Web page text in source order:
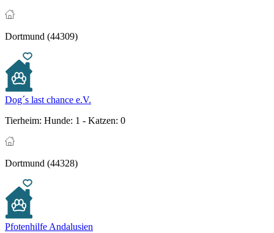
Dortmund (44309)
Dog´s last chance e.V.
Tierheim: Hunde: 1 - Katzen: 0
Dortmund (44328)
Pfotenhilfe Andalusien